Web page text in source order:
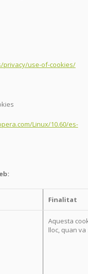
privacy/use-of-cookies/
Linux/10.60/es-
Finalitat
Aquesta
lloc, quan